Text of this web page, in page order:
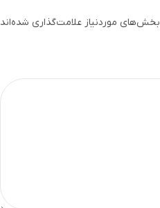
بخش‌های موردنیاز علامت‌گذاری شده‌اند